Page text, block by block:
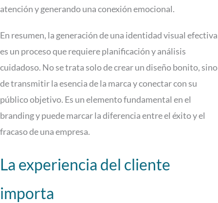
atención y generando una conexión emocional.
En resumen, la generación de una identidad visual efectiva
es un proceso que requiere planificación y análisis
cuidadoso. No se trata solo de crear un diseño bonito, sino
de transmitir la esencia de la marca y conectar con su
público objetivo. Es un elemento fundamental en el
branding y puede marcar la diferencia entre el éxito y el
fracaso de una empresa.
La experiencia del cliente
importa